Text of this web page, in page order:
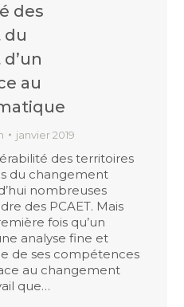
des
du
au
janvier 2019
des territoires
du changement
nombreuses
des PCAET. Mais
fois qu’un
analyse fine et
de ses compétences
au changement
que…